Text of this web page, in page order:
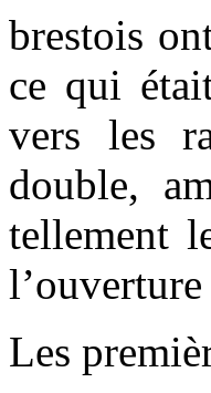
brestois
ce qui
vers les
double,
tellement
Les